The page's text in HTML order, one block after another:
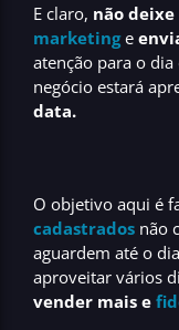
E claro, não
marketinge
atenção para o
negócio estará
data.
O objetivo aqui é
cadastrados não
aguardem até o
aproveitar vários
vender mais e